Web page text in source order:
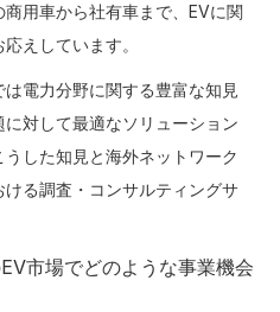
用車から社有車まで、EVに関
えしています。
電力分野に関する豊富な知見
対して最適なソリューション
した知見と海外ネットワーク
る調査・コンサルティングサ
市場でどのような事業機会